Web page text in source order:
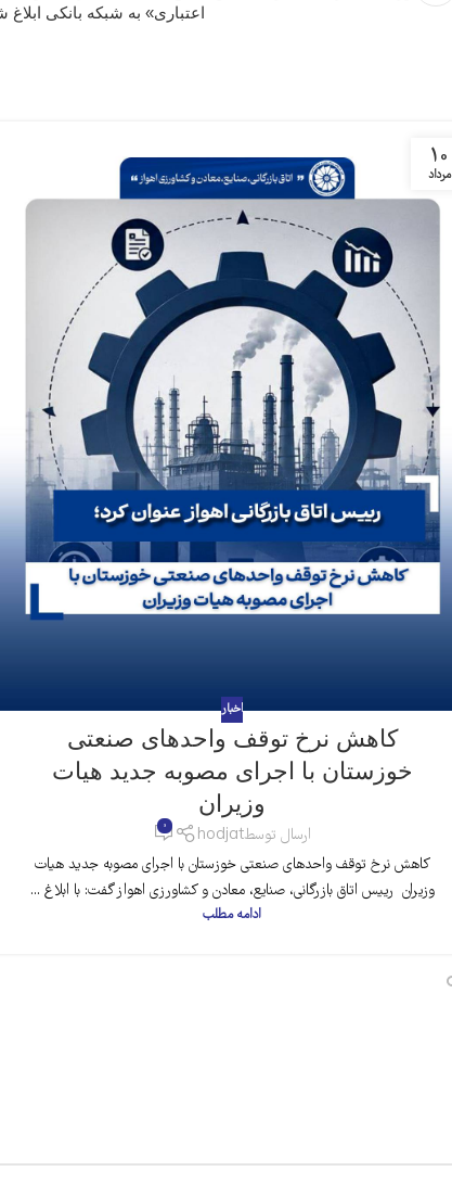
اعتباری» به شبکه بانکی ابلاغ
10
مرداد
اخبار
کاهش نرخ توقف واحدهای صنعتی
خوزستان با اجرای مصوبه جدید هیات
وزیران
ارسال توسطhodjat
0
کاهش نرخ توقف واحدهای صنعتی خوزستان با اجرای مصوبه جدید هیات
وزیران رییس اتاق بازرگانی، صنایع، معادن و کشاورزی اهواز گفت: با ابلاغ ...
ادامه مطلب